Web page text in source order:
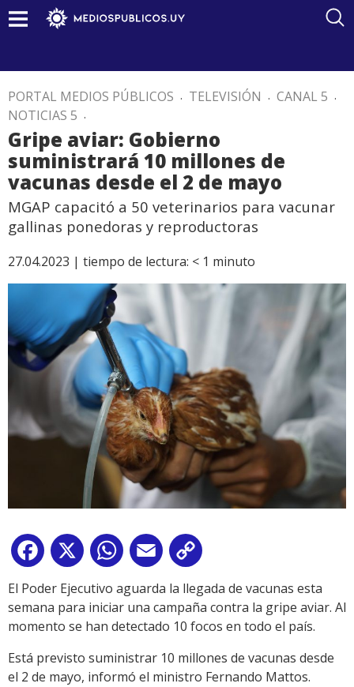
PORTAL MEDIOS PÚBLICOS . TELEVISIÓN . CANAL 5 .
NOTICIAS 5 .
Gripe aviar: Gobierno
suministrará 10 millones de
vacunas desde el 2 de mayo
MGAP capacitó a 50 veterinarios para vacunar
gallinas ponedoras y reproductoras
27.04.2023 | tiempo de lectura: < 1 minuto
Facebook
X WhatsApp
Email
Link
El Poder Ejecutivo aguarda la llegada de vacunas esta
semana para iniciar una campaña contra la gripe aviar. Al
momento se han detectado 10 focos en todo el país.
Está previsto suministrar 10 millones de vacunas desde
el 2 de mayo, informó el ministro Fernando Mattos.